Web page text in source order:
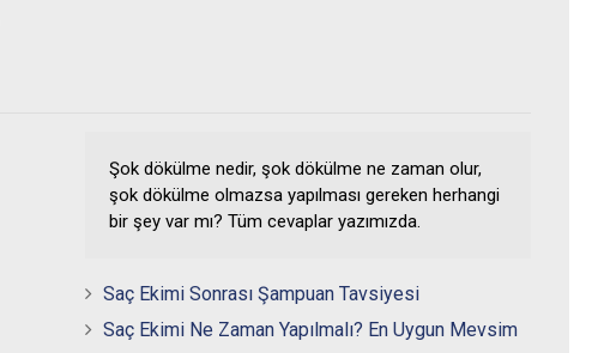
Şok dökülme nedir, şok dökülme ne zaman olur,
şok dökülme olmazsa yapılması gereken herhangi
bir şey var mı? Tüm cevaplar yazımızda.
Saç Ekimi Sonrası Şampuan Tavsiyesi
Saç Ekimi Ne Zaman Yapılmalı? En Uygun Mevsim